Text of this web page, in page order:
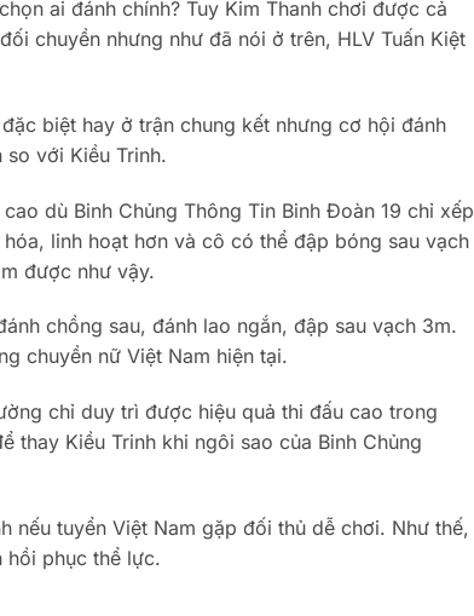
ai đánh chính? Tuy Kim Thanh chơi được cả
chuyền nhưng như đã nói ở trên, HLV Tuấn Kiệt
biệt hay ở trận chung kết nhưng cơ hội đánh
với Kiều Trinh.
dù Binh Chủng Thông Tin Binh Đoàn 19 chỉ xếp
linh hoạt hơn và cô có thể đập bóng sau vạch
được như vậy.
chồng sau, đánh lao ngắn, đập sau vạch 3m.
chuyền nữ Việt Nam hiện tại.
chỉ duy trì được hiệu quả thi đấu cao trong
thay Kiều Trinh khi ngôi sao của Binh Chủng
nếu tuyển Việt Nam gặp đối thủ dễ chơi. Như thế,
hồi phục thể lực.